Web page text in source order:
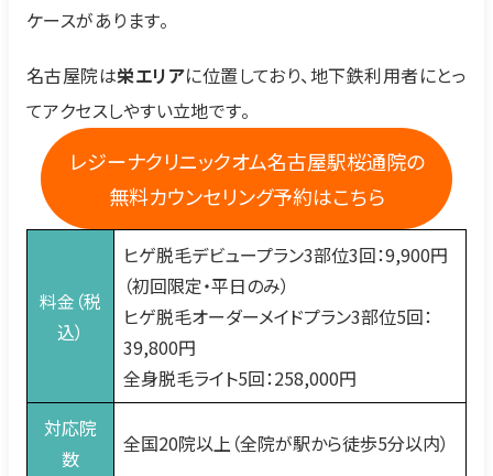
ケースがあります。
名古屋院は栄エリアに位置しており、地下鉄利用者にとっ
てアクセスしやすい立地です。
レジーナクリニックオム名古屋駅桜通院の
無料カウンセリング予約はこちら
料金（税
込）
ヒゲ脱毛デビュープラン3部位3回：9,900円
（初回限定・平日のみ）
ヒゲ脱毛オーダーメイドプラン3部位5回：
39,800円
全身脱毛ライト5回：258,000円
対応院
数
全国20院以上（全院が駅から徒歩5分以内）